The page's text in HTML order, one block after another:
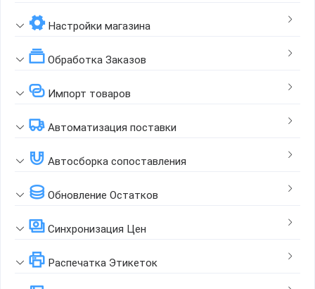
Настройки магазина
Обработка Заказов
Импорт товаров
Автоматизация поставки
Автосборка сопоставления
Обновление Остатков
Синхронизация Цен
Распечатка Этикеток